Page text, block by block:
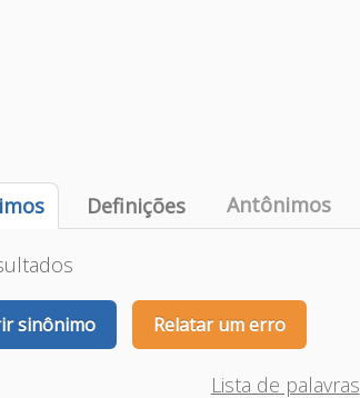
Definições Antônimos
sinônimo Relatar um erro
Lista de palavras